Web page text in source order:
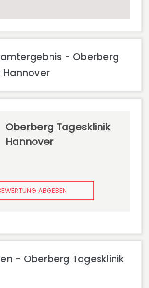
- Oberberg
Hannover
Oberberg Tagesklinik
Hannover
ABGEBEN
- Oberberg Tagesklinik